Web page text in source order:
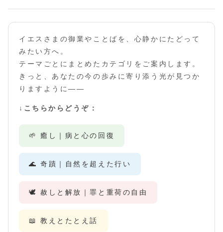
イエスさまの御業やことばを、心静かにたどって
みたい方へ。
テーマごとにまとめたカテゴリをご案内します。
きっと、あなたの今の歩みに寄り添う光が見つか
りますように――
↓こちらからどうぞ：
🌱 癒し｜病と心の回復
🌊 奇蹟｜自然を超えた行い
🕊️ 赦しと解放｜罪と重荷の自由
📖 教えとたとえ話